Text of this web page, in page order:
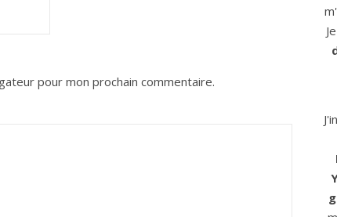
pour mon prochain commentaire.